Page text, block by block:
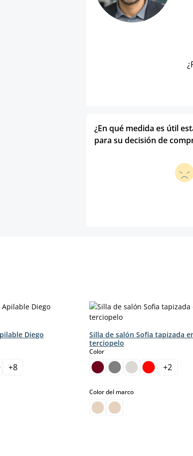
¿En qué medida es útil
para su decisión de
Diego
+8
Silla de salón Sofia tapizada
terciopelo
Colorselect
+2
Color del marcoselect